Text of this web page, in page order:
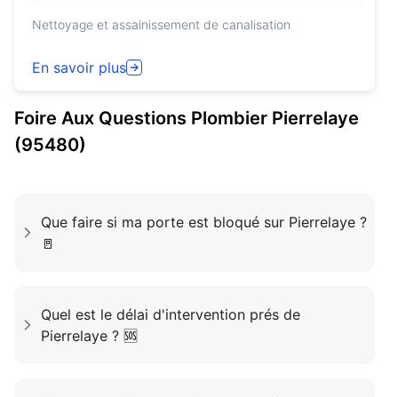
Nettoyage et assainissement de canalisation
En savoir plus
Foire Aux Questions Plombier Pierrelaye
(95480)
Que faire si ma porte est bloqué sur Pierrelaye ?
🚪
Quel est le délai d'intervention prés de
Pierrelaye ? 🆘